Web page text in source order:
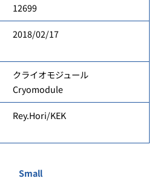
12699
2018/02/17
クライオモジュール
Cryomodule
Rey.Hori/KEK
Small